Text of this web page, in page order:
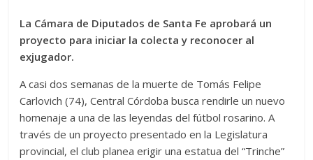
La Cámara de Diputados de Santa Fe aprobará un
proyecto para iniciar la colecta y reconocer al
exjugador.
A casi dos semanas de la muerte de Tomás Felipe
Carlovich (74), Central Córdoba busca rendirle un nuevo
homenaje a una de las leyendas del fútbol rosarino. A
través de un proyecto presentado en la Legislatura
provincial, el club planea erigir una estatua del “Trinche”